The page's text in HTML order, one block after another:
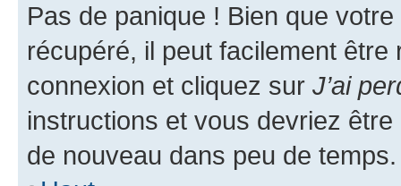
Pas de panique ! Bien que
récupéré, il peut facilement
connexion et cliquez sur J’ai
instructions et vous devriez
de nouveau dans peu de temps.